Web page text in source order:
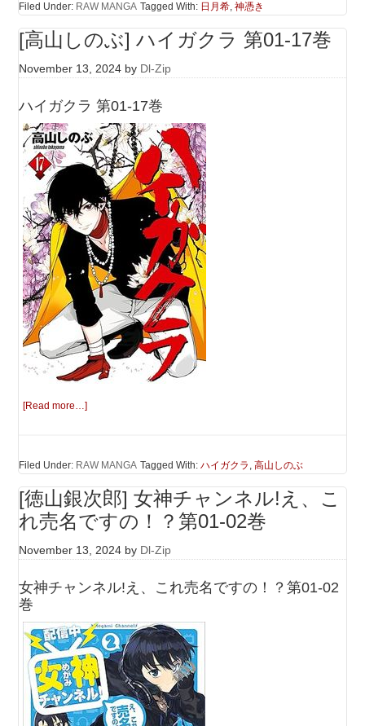
Filed Under: RAW MANGA Tagged With: 日月希,神憑き
[高山しのぶ] ハイガクラ 第01-17巻
November 13, 2024 by Dl-Zip
ハイガクラ 第01-17巻
[Read more…]
Filed Under: RAW MANGA Tagged With:ハイガクラ ,高山しのぶ
[徳山銀次郎] 女神チャンネル!え、こ
れ売名ですの！？第01-02巻
November 13, 2024 by Dl-Zip
女神チャンネル!え、これ売名ですの！？第01-02
巻